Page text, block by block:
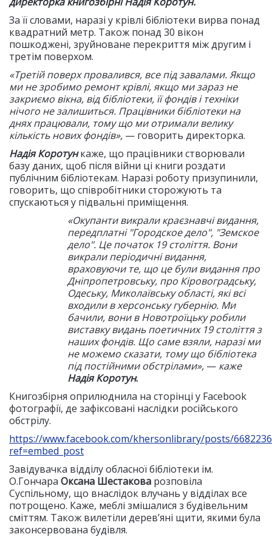
За її словами, наразі у крівлі бібліотеки вирва понад
квадратний метр. Також понад 30 вікон
пошкоджені, зруйноване перекриття між другим і
третім поверхом.
«Третій поверх провалився, все під завалами. Якщо
ми не зробимо ремонт крівлі, якщо ми зараз не
закриємо вікна, від бібліотеки, її фондів і техніки
нічого не залишиться. Працівники бібліотеки на
днях працювали, тому що ми отримали велику
кількість нових фондів», — говорить директорка.
Надія Коротункаже, що працівники створювали
базу даних, щоб після війни ці книги роздати
публічним бібліотекам. Наразі роботу призупинили,
говорить, що співробітники сторожують та
спускаються у підвальні приміщення.
«Окупанти викрали краєзнавчі видання,
передплатні "Городское дело", "Земское
дело". Це початок 19 століття. Вони
викрали періодичні видання,
враховуючи те, що це були видання про
Дніпропетровську, про Кіровоградську,
Одеську, Миколаївську області, які всі
входили в херсонську губернію. Ми
бачили, вони в Новотроїцьку робили
виставку видань поетичних 19 століття з
наших фондів. Що саме взяли, наразі ми
не можемо сказати, тому що бібліотека
під постійними обстрілами», — каже
Надія Коротун.
Книгозбірня оприлюднила на сторінці у Facebook
фотографії, де зафіксовані наслідки російського
обстрілу.
https://www.facebook.com/khersonlibrary/posts/
ref=embed_post
Завідувачка відділу обласної бібліотеки ім.
О.Гончара Оксана Шестакова розповіла
Суспільному, що внаслідок влучань у відділах все
потрощено. Каже, меблі змішалися з будівельним
сміттям. Також вилетіли деревʼяні щити, якими була
законсервована будівля.